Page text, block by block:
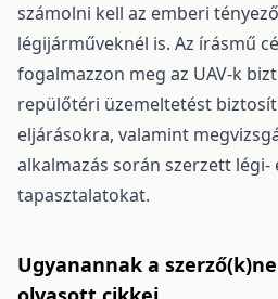
számolni kell az emberi
légijárműveknél is. Az írásmű
fogalmazzon meg az UAV-k
repülőtéri üzemeltetést
eljárásokra, valamint
alkalmazás során szerzett légi-
tapasztalatokat.
Ugyanannak a